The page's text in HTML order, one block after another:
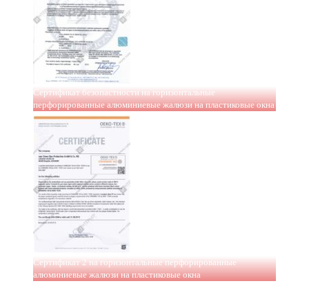
Сертификат безопастности на горизонтальные
перфорированные алюминиевые жалюзи на пластиковые окна
Сертификат 2 на горизонтальные перфорированные
алюминиевые жалюзи на пластиковые окна